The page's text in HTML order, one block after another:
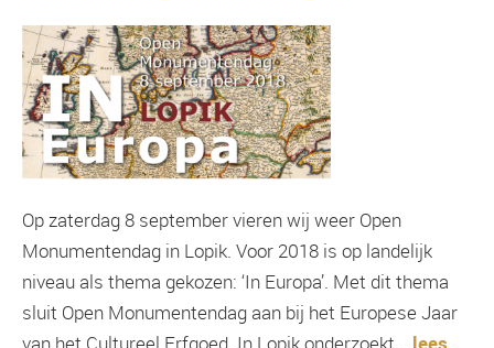
Op zaterdag 8 september vieren wij weer Open
Monumentendag in Lopik. Voor 2018 is op landelijk
niveau als thema gekozen: ‘In Europa’. Met dit thema
sluit Open Monumentendag aan bij het Europese Jaar
van het Cultureel Erfgoed. In Lopik onderzoekt... lees